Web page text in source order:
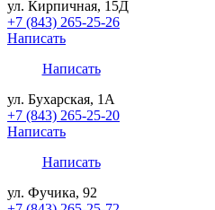
ул. Кирпичная, 15Д
+7 (843) 265-25-26
Написать
Написать
ул. Бухарская, 1А
+7 (843) 265-25-20
Написать
Написать
ул. Фучика, 92